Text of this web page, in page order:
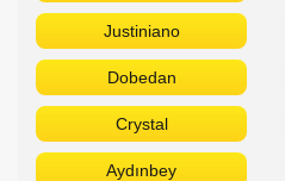
Justiniano
Dobedan
Crystal
Aydınbey